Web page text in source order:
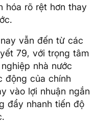
hóa rõ rệt hơn thay
vẫn đến từ các
79, với trọng tâm
nhà nước
động của chính
vào lợi nhuận ngắn
đẩy nhanh tiến độ